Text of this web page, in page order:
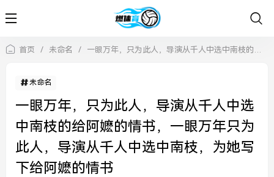
首页 / 未命名 / 一眼万年，只为此人，导演从千人中选中南枝的给阿嬷的情书，一眼万年只为此人，导演从千人中选中南枝，为她写下给阿嬷的情书
未命名
一眼万年，只为此人，导演从千人中选
中南枝的给阿嬷的情书，一眼万年只为
此人，导演从千人中选中南枝，为她写
下给阿嬷的情书